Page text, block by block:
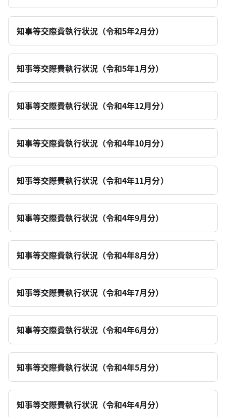
知事等交際費執行状況（令和5年2月分）
知事等交際費執行状況（令和5年1月分）
知事等交際費執行状況（令和4年12月分）
知事等交際費執行状況（令和4年10月分）
知事等交際費執行状況（令和4年11月分）
知事等交際費執行状況（令和4年9月分）
知事等交際費執行状況（令和4年8月分）
知事等交際費執行状況（令和4年7月分）
知事等交際費執行状況（令和4年6月分）
知事等交際費執行状況（令和4年5月分）
知事等交際費執行状況（令和4年4月分）